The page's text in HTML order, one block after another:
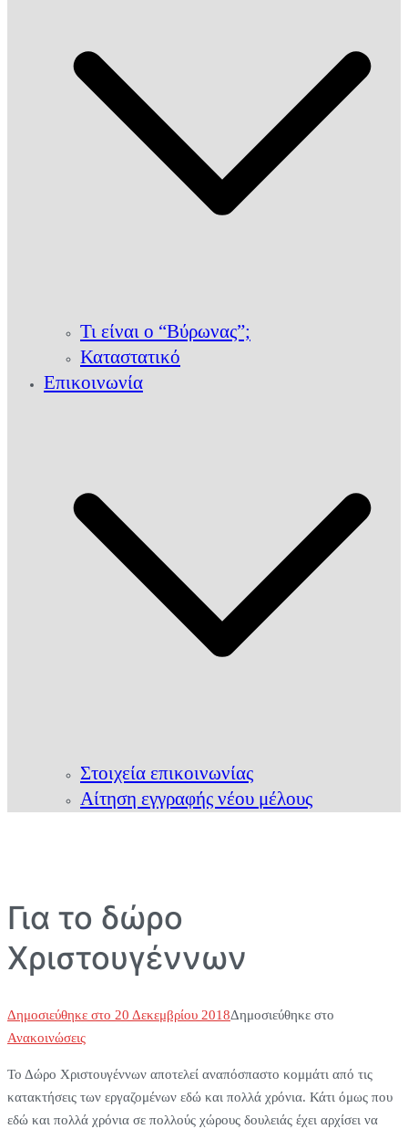
Τι είναι ο “Βύρωνας”;
Καταστατικό
Επικοινωνία
Στοιχεία επικοινωνίας
Αίτηση εγγραφής νέου μέλους
Για το δώρο
Χριστουγέννων
Δημοσιεύθηκε στο 20 Δεκεμβρίου 2018Δημοσιεύθηκε στο
Ανακοινώσεις
Το Δώρο Χριστουγέννων αποτελεί αναπόσπαστο κομμάτι από τις
κατακτήσεις των εργαζομένων εδώ και πολλά χρόνια. Κάτι όμως που
εδώ και πολλά χρόνια σε πολλούς χώρους δουλειάς έχει αρχίσει να